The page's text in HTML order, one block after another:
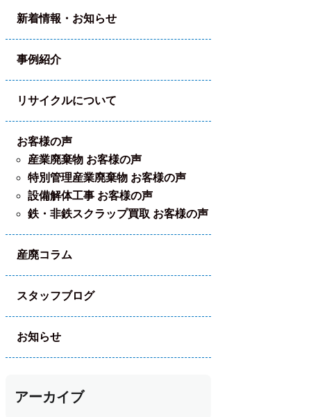
新着情報・お知らせ
事例紹介
リサイクルについて
お客様の声
産業廃棄物 お客様の声
特別管理産業廃棄物 お客様の声
設備解体工事 お客様の声
鉄・非鉄スクラップ買取 お客様の声
産廃コラム
スタッフブログ
お知らせ
アーカイブ